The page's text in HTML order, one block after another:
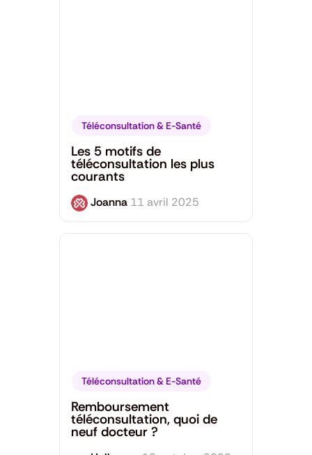
Téléconsultation & E-Santé
Les 5 motifs de
téléconsultation les plus
courants
Joanna 11 avril 2025
Téléconsultation & E-Santé
Remboursement
téléconsultation, quoi de
neuf docteur ?